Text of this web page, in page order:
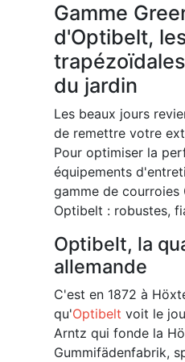
Gamme
d'Optibelt,
du jardin
Les beaux jours
de remettre votre
Pour optimiser la
équipements
gamme de courroies
Optibelt : robustes,
Optibelt, la
allemande
C'est en 1872 à
qu'Optibelt voit le
Arntz qui fonde la
Gummifädenfabrik,